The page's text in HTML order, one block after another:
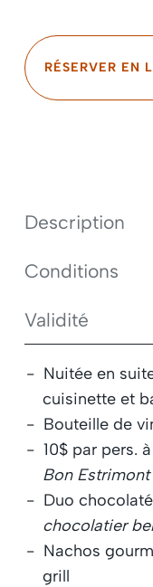
RÉSERVER EN
Description
Conditions
Validité
Nuitée en
cuisinette et
Bouteille de
10$ par pers.
Bon Estrimont
Duo
chocolatier
Nachos
grill